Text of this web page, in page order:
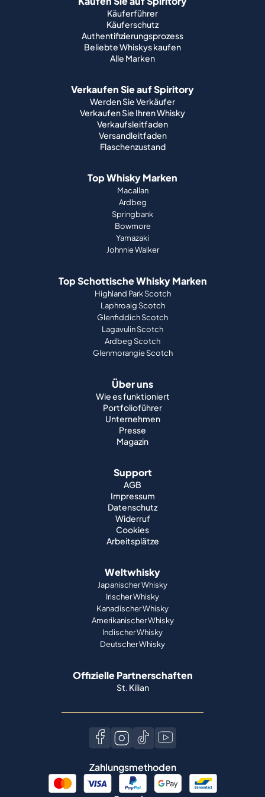
Käuferführer
Käuferschutz
Authentifizierungsprozess
Beliebte Whiskys kaufen
Alle Marken
Verkaufen Sie auf Spiritory
Werden Sie Verkäufer
Verkaufen Sie Ihren Whisky
Verkaufsleitfaden
Versandleitfaden
Flaschenzustand
Top Whisky Marken
Macallan
Ardbeg
Springbank
Bowmore
Yamazaki
Johnnie Walker
Top Schottische Whisky Marken
Highland Park Scotch
Laphroaig Scotch
Glenfiddich Scotch
Lagavulin Scotch
Ardbeg Scotch
Glenmorangie Scotch
Über uns
Wie es funktioniert
Portfolioführer
Unternehmen
Presse
Magazin
Support
AGB
Impressum
Datenschutz
Widerruf
Cookies
Arbeitsplätze
Weltwhisky
Japanischer Whisky
Irischer Whisky
Kanadischer Whisky
Amerikanischer Whisky
Indischer Whisky
Deutscher Whisky
Offizielle Partnerschaften
St. Kilian
Zahlungsmethoden